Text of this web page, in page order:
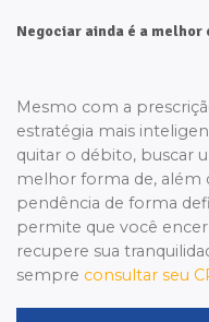
Negociar ainda é a melhor
Mesmo com a
estratégia mais
quitar o débito, buscar
melhor forma de, além
pendência de forma
permite que você
recupere sua
sempre consultar seu